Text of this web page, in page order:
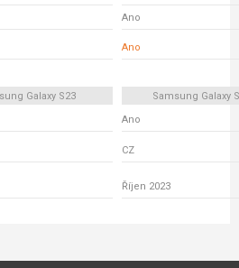
Ano
Ano
Galaxy S23
Samsung Galaxy
Ano
CZ
Říjen 2023